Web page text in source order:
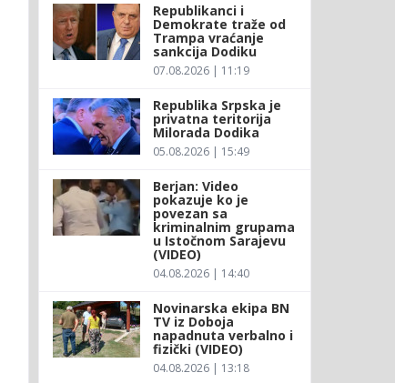
Republikanci i
Demokrate traže od
Trampa vraćanje
sankcija Dodiku
07.08.2026 | 11:19
Republika Srpska je
privatna teritorija
Milorada Dodika
05.08.2026 | 15:49
Berjan: Video
pokazuje ko je
povezan sa
kriminalnim grupama
u Istočnom Sarajevu
(VIDEO)
04.08.2026 | 14:40
Novinarska ekipa BN
TV iz Doboja
napadnuta verbalno i
fizički (VIDEO)
04.08.2026 | 13:18